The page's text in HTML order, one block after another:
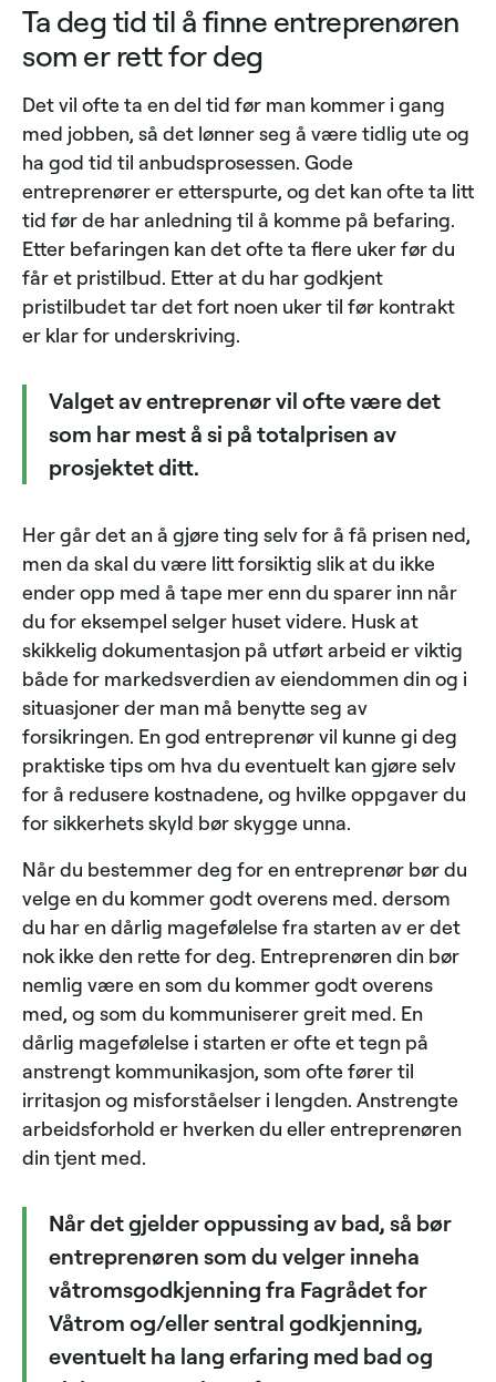
Ta deg tid til å finne entreprenøren
som er rett for deg
Det vil ofte ta en del tid før man kommer i gang
med jobben, så det lønner seg å være tidlig ute og
ha god tid til anbudsprosessen. Gode
entreprenører er etterspurte, og det kan ofte ta litt
tid før de har anledning til å komme på befaring.
Etter befaringen kan det ofte ta flere uker før du
får et pristilbud. Etter at du har godkjent
pristilbudet tar det fort noen uker til før kontrakt
er klar for underskriving.
Valget av entreprenør vil ofte være det
som har mest å si på totalprisen av
prosjektet ditt.
Her går det an å gjøre ting selv for å få prisen ned,
men da skal du være litt forsiktig slik at du ikke
ender opp med å tape mer enn du sparer inn når
du for eksempel selger huset videre. Husk at
skikkelig dokumentasjon på utført arbeid er viktig
både for markedsverdien av eiendommen din og i
situasjoner der man må benytte seg av
forsikringen. En god entreprenør vil kunne gi deg
praktiske tips om hva du eventuelt kan gjøre selv
for å redusere kostnadene, og hvilke oppgaver du
for sikkerhets skyld bør skygge unna.
Når du bestemmer deg for en entreprenør bør du
velge en du kommer godt overens med. dersom
du har en dårlig magefølelse fra starten av er det
nok ikke den rette for deg. Entreprenøren din bør
nemlig være en som du kommer godt overens
med, og som du kommuniserer greit med. En
dårlig magefølelse i starten er ofte et tegn på
anstrengt kommunikasjon, som ofte fører til
irritasjon og misforståelser i lengden. Anstrengte
arbeidsforhold er hverken du eller entreprenøren
din tjent med.
Når det gjelder oppussing av bad, så bør
entreprenøren som du velger inneha
våtromsgodkjenning fra Fagrådet for
Våtrom og/eller sentral godkjenning,
eventuelt ha lang erfaring med bad og